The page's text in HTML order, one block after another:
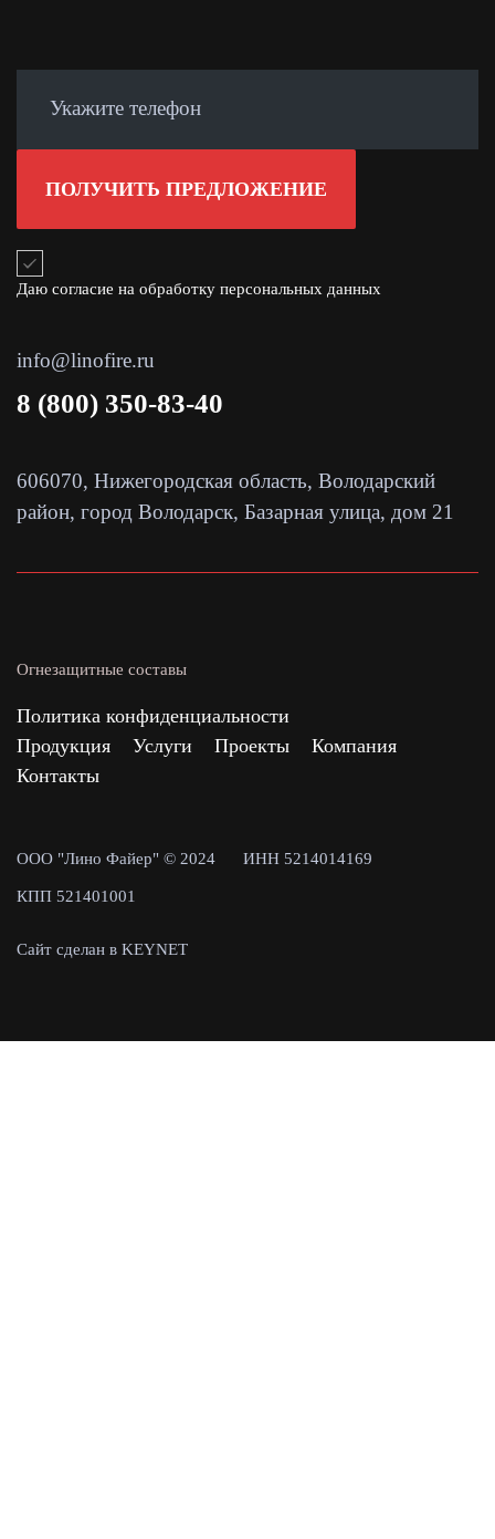
Даю согласие на обработку персональных данных
info@linofire.ru
8 (800) 350-83-40
606070, Нижегородская область, Володарский
район, город Володарск, Базарная улица, дом 21
Огнезащитные составы
Политика конфиденциальности
Продукция
Услуги Проекты
Компания
Контакты
ООО "Лино Файер" © 2024 ИНН 5214014169
КПП 521401001
Сайт сделан в KEYNET